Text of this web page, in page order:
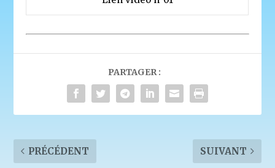
PARTAGER :
PRÉCÉDENT SUIVANT